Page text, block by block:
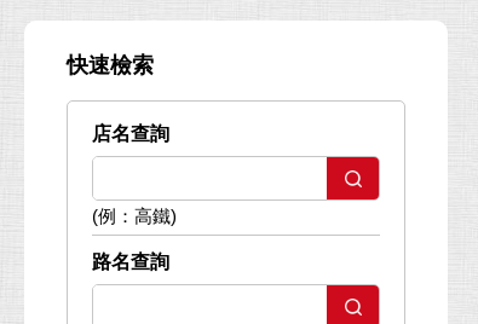
限
快速檢索
店名查詢
(例：高鐵)
路名查詢